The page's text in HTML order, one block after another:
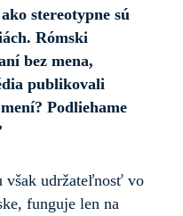
stereotypne sú
Rómski
bez mena,
publikovali
Podliehame
však udržateľnosť vo
funguje len na